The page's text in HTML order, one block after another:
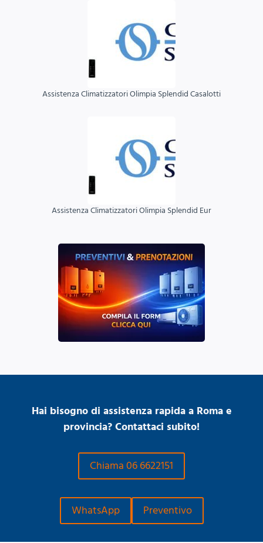
Assistenza Climatizzatori Olimpia Splendid Casalotti
Assistenza Climatizzatori Olimpia Splendid Eur
Hai bisogno di assistenza rapida a Roma e
provincia? Contattaci subito!
Chiama 06 6622151
WhatsApp Preventivo